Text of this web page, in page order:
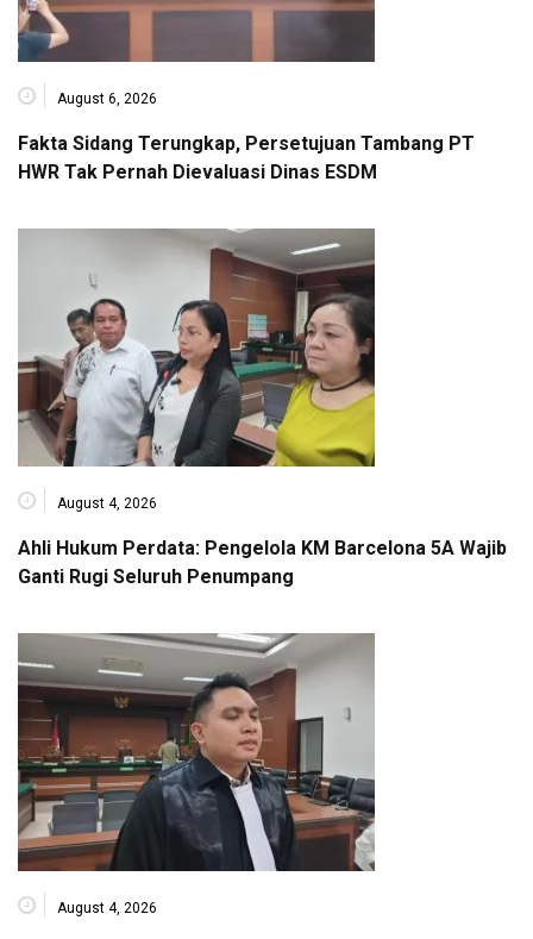
August 6, 2026
Fakta Sidang Terungkap, Persetujuan Tambang PT
HWR Tak Pernah Dievaluasi Dinas ESDM
August 4, 2026
Ahli Hukum Perdata: Pengelola KM Barcelona 5A Wajib
Ganti Rugi Seluruh Penumpang
August 4, 2026